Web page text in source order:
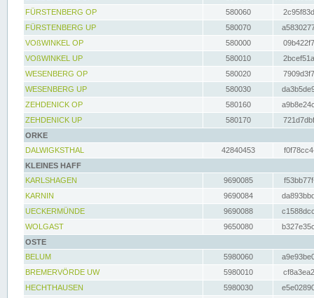
FÜRSTENBERG OP
580060
FÜRSTENBERG UP
580070
VOßWINKEL OP
580000
VOßWINKEL UP
580010
WESENBERG OP
580020
WESENBERG UP
580030
ZEHDENICK OP
580160
ZEHDENICK UP
580170
ORKE
DALWIGKSTHAL
42840453
KLEINES HAFF
KARLSHAGEN
9690085
KARNIN
9690084
UECKERMÜNDE
9690088
WOLGAST
9650080
OSTE
BELUM
5980060
BREMERVÖRDE UW
5980010
HECHTHAUSEN
5980030